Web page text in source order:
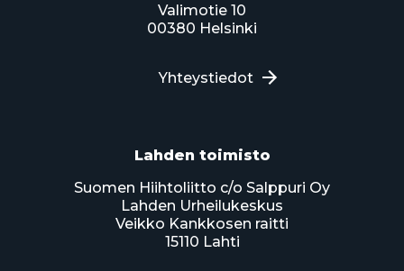
Valimotie 10
00380 Helsinki
Yhteystiedot
Lahden toimisto
Suomen Hiihtoliitto c/o Salppuri Oy
Lahden Urheilukeskus
Veikko Kankkosen raitti
15110 Lahti